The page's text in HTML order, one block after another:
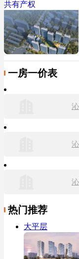
共有产权
一房一价表
热门推荐
大平层